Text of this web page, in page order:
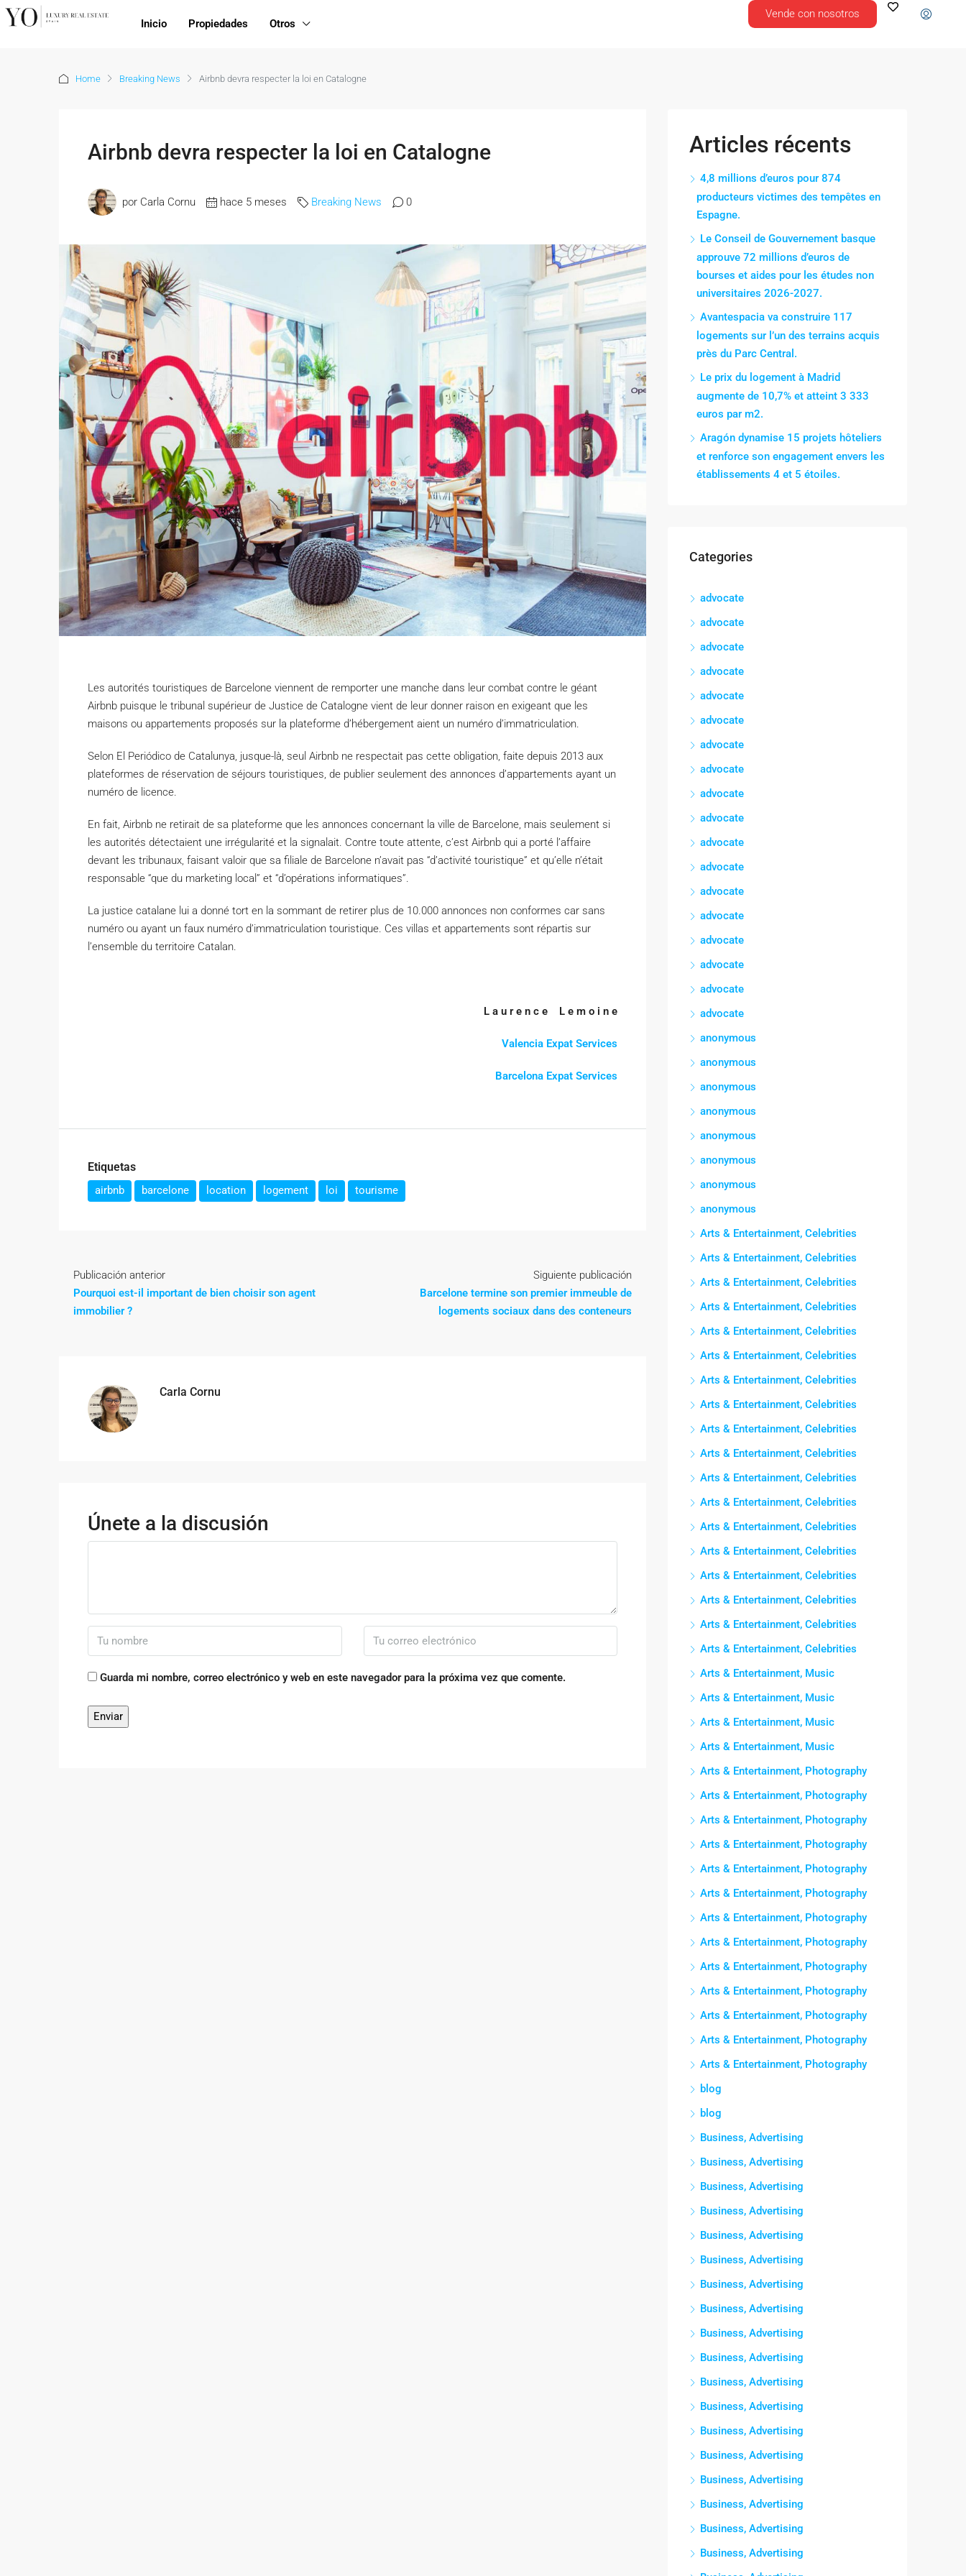
Inicio Propiedades Otros
Vende con nosotros
Home Breaking News Airbnb devra respecter la loi en Catalogne
Airbnb devra respecter la loi en Catalogne
por Carla Cornu hace 5 meses Breaking News 0
Les autorités touristiques de Barcelone viennent de remporter une manche dans leur combat contre le géant
Airbnb puisque le tribunal supérieur de Justice de Catalogne vient de leur donner raison en exigeant que les
maisons ou appartements proposés sur la plateforme d’hébergement aient un numéro d’immatriculation.
Selon El Periódico de Catalunya, jusque-là, seul Airbnb ne respectait pas cette obligation, faite depuis 2013 aux
plateformes de réservation de séjours touristiques, de publier seulement des annonces d’appartements ayant un
numéro de licence.
En fait, Airbnb ne retirait de sa plateforme que les annonces concernant la ville de Barcelone, mais seulement si
les autorités détectaient une irrégularité et la signalait. Contre toute attente, c’est Airbnb qui a porté l’affaire
devant les tribunaux, faisant valoir que sa filiale de Barcelone n’avait pas “d’activité touristique” et qu’elle n’était
responsable “que du marketing local” et “d’opérations informatiques”.
La justice catalane lui a donné tort en la sommant de retirer plus de 10.000 annonces non conformes car sans
numéro ou ayant un faux numéro d’immatriculation touristique. Ces villas et appartements sont répartis sur
l’ensemble du territoire Catalan.
L a u r e n c e L e m o i n e
Valencia Expat Services
Barcelona Expat Services
Etiquetas
airbnb barcelone location logement loi tourisme
Publicación anterior
Pourquoi est-il important de bien choisir son agent
immobilier ?
Siguiente publicación
Barcelone termine son premier immeuble de
logements sociaux dans des conteneurs
Carla Cornu
Únete a la discusión
Guarda mi nombre, correo electrónico y web en este navegador para la próxima vez que comente.
Articles récents
4,8 millions d’euros pour 874
producteurs victimes des tempêtes en
Espagne.
Le Conseil de Gouvernement basque
approuve 72 millions d’euros de
bourses et aides pour les études non
universitaires 2026-2027.
Avantespacia va construire 117
logements sur l’un des terrains acquis
près du Parc Central.
Le prix du logement à Madrid
augmente de 10,7% et atteint 3 333
euros par m2.
Aragón dynamise 15 projets hôteliers
et renforce son engagement envers les
établissements 4 et 5 étoiles.
Categories
advocate
advocate
advocate
advocate
advocate
advocate
advocate
advocate
advocate
advocate
advocate
advocate
advocate
advocate
advocate
advocate
advocate
advocate
anonymous
anonymous
anonymous
anonymous
anonymous
anonymous
anonymous
anonymous
Arts & Entertainment, Celebrities
Arts & Entertainment, Celebrities
Arts & Entertainment, Celebrities
Arts & Entertainment, Celebrities
Arts & Entertainment, Celebrities
Arts & Entertainment, Celebrities
Arts & Entertainment, Celebrities
Arts & Entertainment, Celebrities
Arts & Entertainment, Celebrities
Arts & Entertainment, Celebrities
Arts & Entertainment, Celebrities
Arts & Entertainment, Celebrities
Arts & Entertainment, Celebrities
Arts & Entertainment, Celebrities
Arts & Entertainment, Celebrities
Arts & Entertainment, Celebrities
Arts & Entertainment, Celebrities
Arts & Entertainment, Celebrities
Arts & Entertainment, Music
Arts & Entertainment, Music
Arts & Entertainment, Music
Arts & Entertainment, Music
Arts & Entertainment, Photography
Arts & Entertainment, Photography
Arts & Entertainment, Photography
Arts & Entertainment, Photography
Arts & Entertainment, Photography
Arts & Entertainment, Photography
Arts & Entertainment, Photography
Arts & Entertainment, Photography
Arts & Entertainment, Photography
Arts & Entertainment, Photography
Arts & Entertainment, Photography
Arts & Entertainment, Photography
Arts & Entertainment, Photography
blog
blog
Business, Advertising
Business, Advertising
Business, Advertising
Business, Advertising
Business, Advertising
Business, Advertising
Business, Advertising
Business, Advertising
Business, Advertising
Business, Advertising
Business, Advertising
Business, Advertising
Business, Advertising
Business, Advertising
Business, Advertising
Business, Advertising
Business, Advertising
Business, Advertising